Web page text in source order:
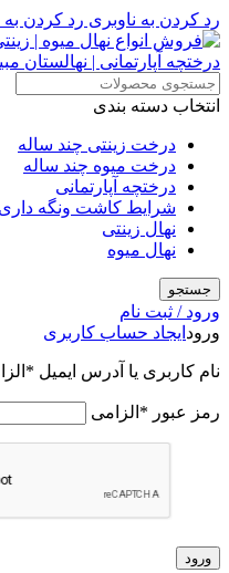
رد کردن به ناوبری رد کردن
انتخاب دسته بندی
درخت زینتی چند ساله
درخت میوه چند ساله
درختچه آپارتمانی
شرایط کاشت ونگه داری
نهال زینتی
نهال میوه
جستجو
ورود / ثبت نام
ورود ایجاد حساب کاربری
نام کاربری یا آدرس ایمیل *
رمز عبور * الزامی
ورود